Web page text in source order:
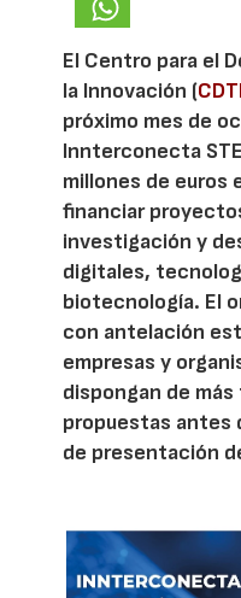
El Centro para el
la Innovación (
próximo mes de
Innterconecta
millones de euros
financiar
investigación y
digitales,
biotecnología. El
con antelación
empresas y
dispongan de
propuestas antes
de presentación